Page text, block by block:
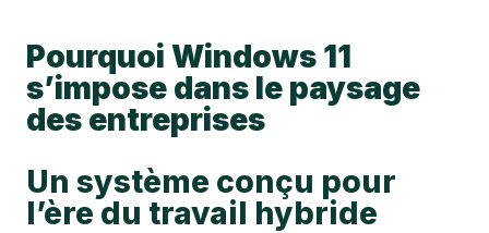
Pourquoi Windows 11
s’impose dans le paysage
des entreprises
Un système conçu pour
l’ère du travail hybride